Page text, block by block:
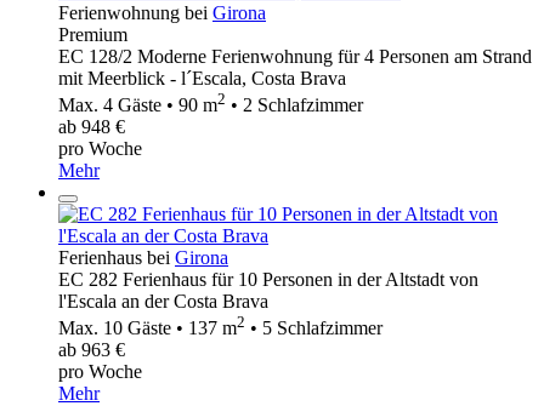
Ferienwohnung bei Girona
Premium
EC 128/2 Moderne Ferienwohnung für 4 Personen am Strand
mit Meerblick - l´Escala, Costa Brava
Max. 4 Gäste • 90 m2 • 2 Schlafzimmer
ab 948 €
pro Woche
Mehr
Ferienhaus bei Girona
EC 282 Ferienhaus für 10 Personen in der Altstadt von
l'Escala an der Costa Brava
Max. 10 Gäste • 137 m2 • 5 Schlafzimmer
ab 963 €
pro Woche
Mehr